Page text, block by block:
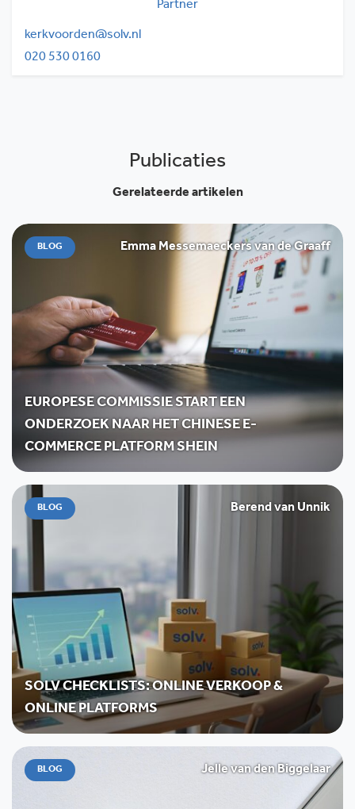
Partner
kerkvoorden@solv.nl
020 530 0160
Publicaties
Gerelateerde artikelen
BLOG Emma Messemaeckers van de Graaff
EUROPESE COMMISSIE START EEN
ONDERZOEK NAAR HET CHINESE E-
COMMERCE PLATFORM SHEIN
BLOG Berend van Unnik
SOLV CHECKLISTS: ONLINE VERKOOP &
ONLINE PLATFORMS
BLOG Jelle van den Biggelaar